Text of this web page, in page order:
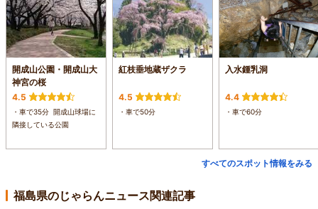
開成山公園・開成山大
神宮の桜
4.5
・車で35分 開成山球場に
隣接している公園
紅枝垂地蔵ザクラ
4.5
・車で50分
入水鍾乳洞
4.4
・車で60分
すべてのスポット情報をみる
福島県のじゃらんニュース関連記事